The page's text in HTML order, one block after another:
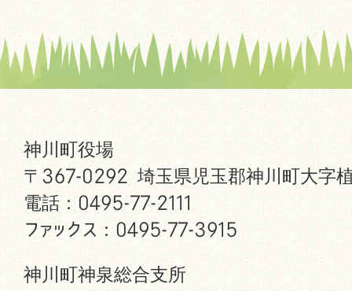
神川町役場
〒367-0292 埼玉県児玉郡神川町大字
電話：0495-77-2111
ファックス：0495-77-3915
神川町神泉総合支所